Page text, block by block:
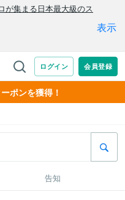
ポンを獲得！
告知